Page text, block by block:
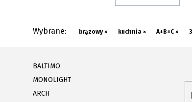
Wybrane: brązowy × kuchnia × A+B+C ×
BALTIMO
MONOLIGHT
ARCH